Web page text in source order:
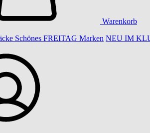
Warenkorb
Schönes FREITAG Marken NEU IM